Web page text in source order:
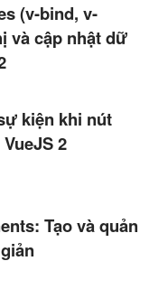
(v-bind, v-
và cập nhật dữ
kiện khi nút
2
Tạo và quản